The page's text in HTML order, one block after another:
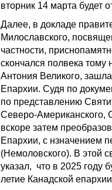
вторник 14 марта будет
Далее, в докладе
Милославского,
частности,
скончался полвека тому
Антония Великого,
Епархии. Судя по
по представлению
Северо-Американского,
вскоре затем
Епархии, с нзначением
(Немоловского). В этой
указал, что в 2025 году
летие Канадской